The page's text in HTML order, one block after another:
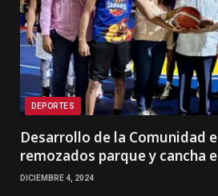
DEPORTES
Desarrollo de la Comunidad
remozados parque y cancha
DICIEMBRE 4, 2024